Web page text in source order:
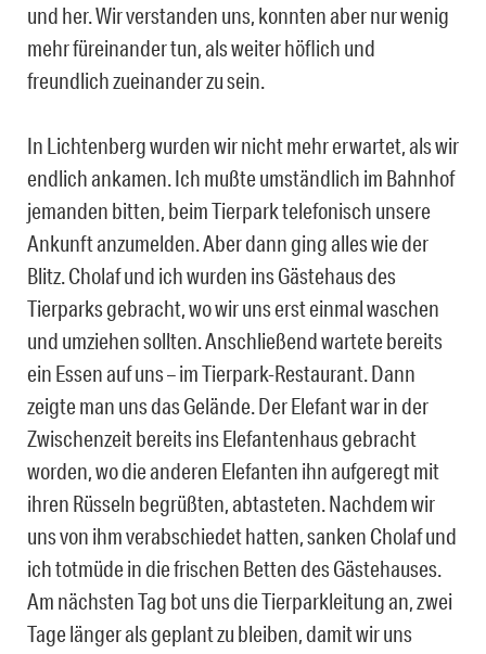
und her. Wir verstanden uns, konnten aber nur wenig
mehr füreinander tun, als weiter höflich und
freundlich zueinander zu sein.
In Lichtenberg wurden wir nicht mehr erwartet, als wir
endlich ankamen. Ich mußte umständlich im Bahnhof
jemanden bitten, beim Tierpark telefonisch unsere
Ankunft anzumelden. Aber dann ging alles wie der
Blitz. Cholaf und ich wurden ins Gästehaus des
Tierparks gebracht, wo wir uns erst einmal waschen
und umziehen sollten. Anschließend wartete bereits
ein Essen auf uns – im Tierpark-Restaurant. Dann
zeigte man uns das Gelände. Der Elefant war in der
Zwischenzeit bereits ins Elefantenhaus gebracht
worden, wo die anderen Elefanten ihn aufgeregt mit
ihren Rüsseln begrüßten, abtasteten. Nachdem wir
uns von ihm verabschiedet hatten, sanken Cholaf und
ich totmüde in die frischen Betten des Gästehauses.
Am nächsten Tag bot uns die Tierparkleitung an, zwei
Tage länger als geplant zu bleiben, damit wir uns